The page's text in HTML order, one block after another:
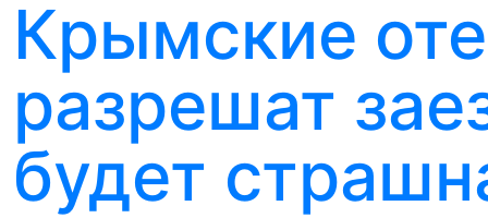
Крымские
разрешат
будет